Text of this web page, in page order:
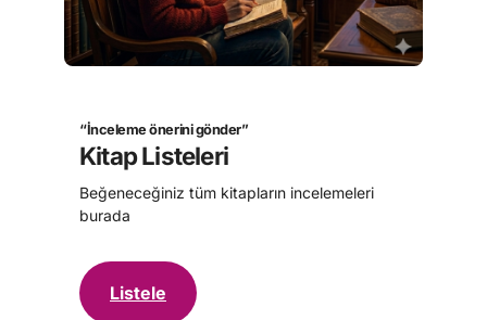
“İnceleme önerini gönder”
Kitap Listeleri​
Beğeneceğiniz tüm kitapların incelemeleri
burada
Listele